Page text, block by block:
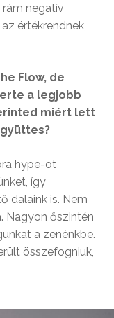
negatív
értékrendnek,
Flow, de
a legjobb
miért lett
hype-ot
így
dalaink is. Nem
Nagyon őszintén
a zenénkbe.
összefogniuk,